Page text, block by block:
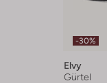
-30%
Elvy
Gürtel